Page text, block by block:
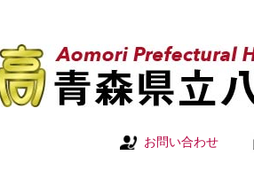
お問い合わせ